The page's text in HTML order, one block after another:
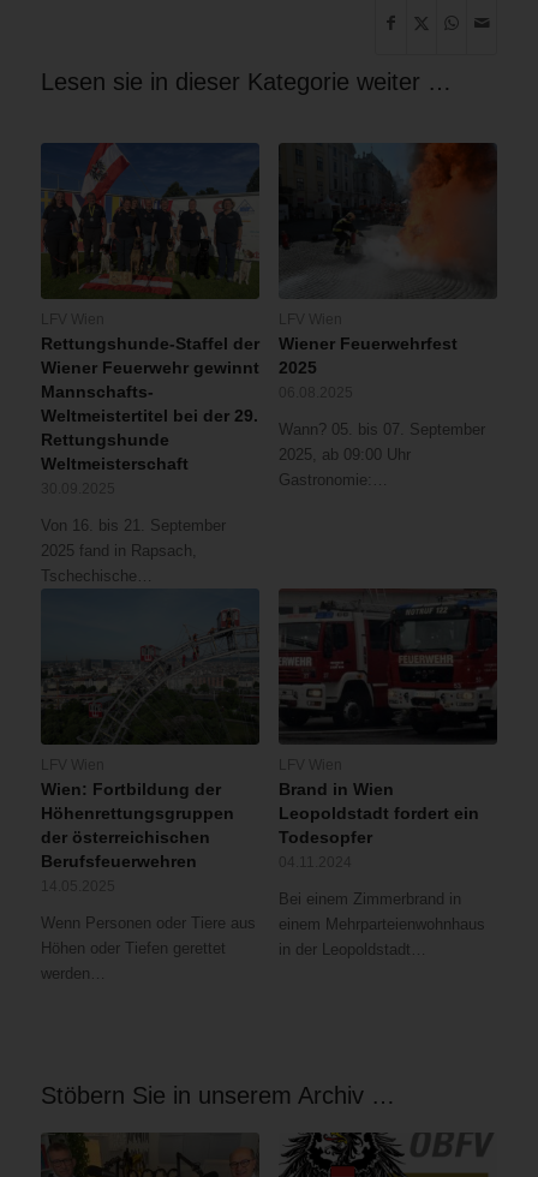
Lesen sie in dieser Kategorie weiter …
Rettungshunde-Staffel der
Wiener Feuerwehr gewinnt
Mannschafts-
Weltmeistertitel bei der 29.
Rettungshunde
Weltmeisterschaft
Von 16. bis 21. September
2025 fand in Rapsach,
Tschechische…
Wiener Feuerwehrfest
2025
Wann? 05. bis 07. September
2025, ab 09:00 Uhr
Gastronomie:…
Wien: Fortbildung der
Höhenrettungsgruppen
der österreichischen
Berufsfeuerwehren
Wenn Personen oder Tiere aus
Höhen oder Tiefen gerettet
werden…
Brand in Wien
Leopoldstadt fordert ein
Todesopfer
Bei einem Zimmerbrand in
einem Mehrparteienwohnhaus
in der Leopoldstadt…
Stöbern Sie in unserem Archiv …